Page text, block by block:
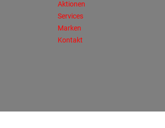
Aktionen
Services
Marken
Kontakt